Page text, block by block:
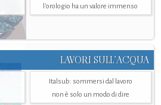
l'orologio ha un valore immenso
LAVORI SULL’ACQUA
Italsub: sommersi dal lavoro
non è solo un modo di dire